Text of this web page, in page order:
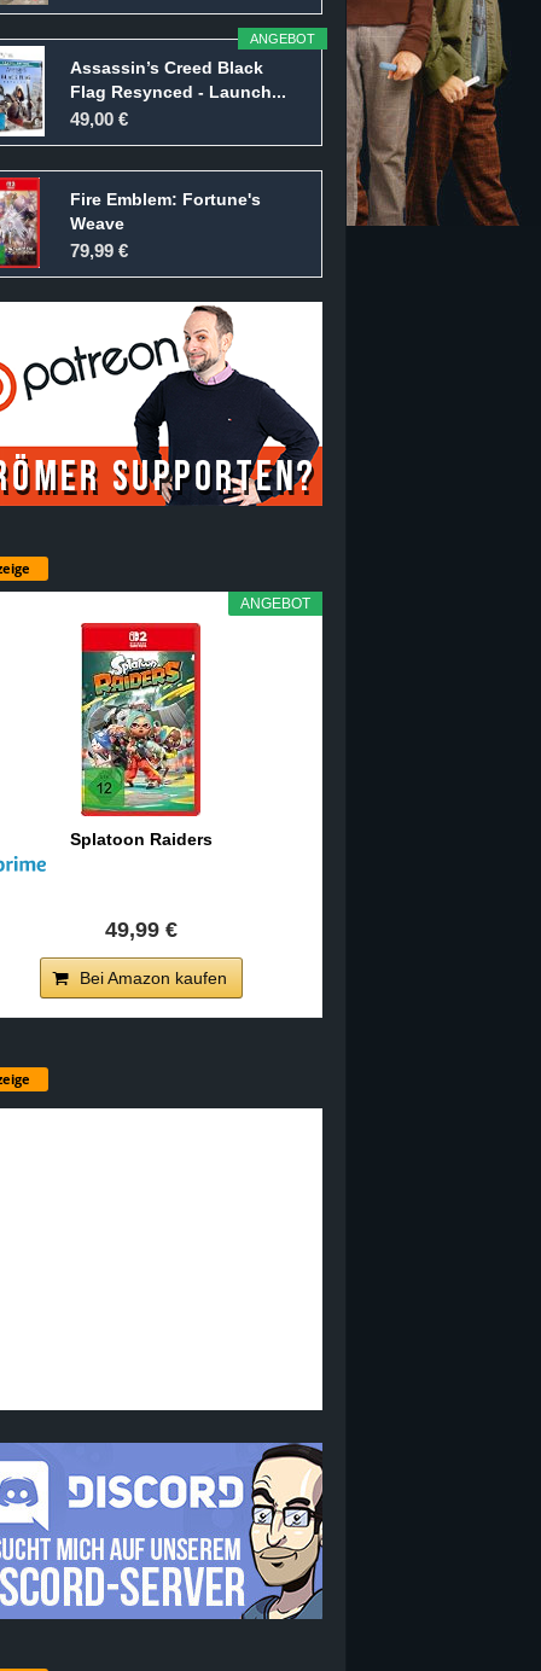
ANGEBOT
Assassin’s Creed Black
Flag Resynced - Launch...
49,00 €
Fire Emblem: Fortune's
Weave
79,99 €
ANGEBOT
Splatoon Raiders
49,99 €
Bei Amazon kaufen